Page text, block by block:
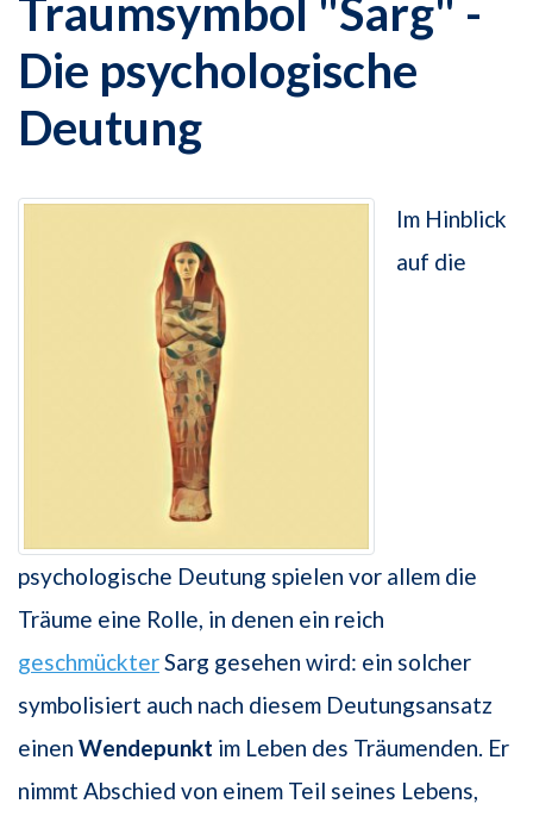
Traumsymbol "Sarg" -
Die psychologische
Deutung
Im Hinblick
auf die
psychologische Deutung spielen vor allem die
Träume eine Rolle, in denen ein reich
geschmückterSarg gesehen wird: ein solcher
symbolisiert auch nach diesem Deutungsansatz
einen Wendepunkt im Leben des Träumenden. Er
nimmt Abschied von einem Teil seines Lebens,